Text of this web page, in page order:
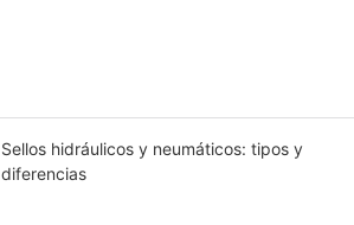
Sellos hidráulicos y neumáticos: tipos y
diferencias